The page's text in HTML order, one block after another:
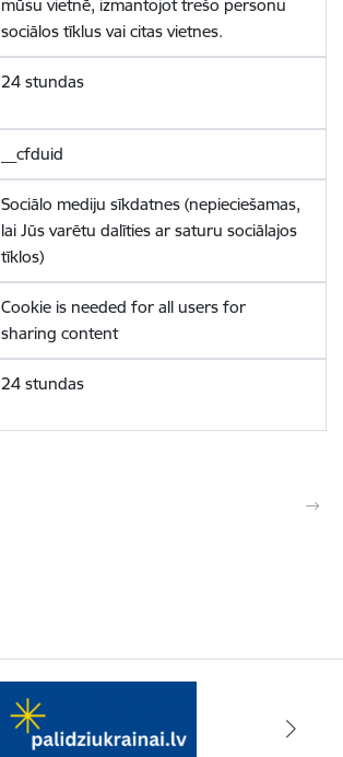
mūsu vietnē, izmantojot trešo personu
sociālos tīklus vai citas vietnes.
24 stundas
__cfduid
Sociālo mediju sīkdatnes (nepieciešamas,
lai Jūs varētu dalīties ar saturu sociālajos
tīklos)
Cookie is needed for all users for
sharing content
24 stundas